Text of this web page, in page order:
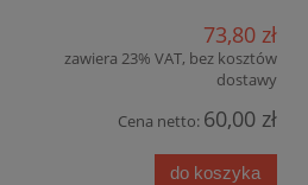
73,80 zł
zawiera 23% VAT, bez kosztów
dostawy
Cena netto: 60,00 zł
do koszyka